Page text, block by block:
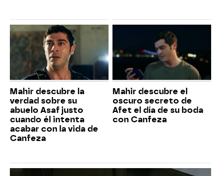
Mahir descubre la
verdad sobre su
abuelo Asaf justo
cuando él intenta
acabar con la vida de
Canfeza
Mahir descubre el
oscuro secreto de
Afet el día de su boda
con Canfeza